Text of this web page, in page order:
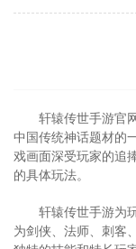
轩辕传世手游官
中国传统神话题材的
戏画面深受玩家的追
的具体玩法。
轩辕传世手游为
为剑侠、法师、刺客